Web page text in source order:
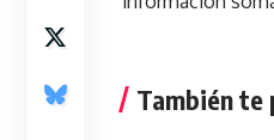
También te